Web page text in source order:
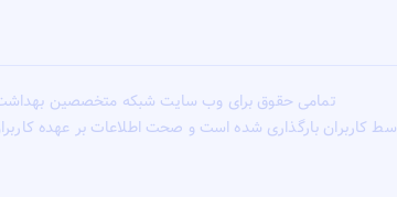
تمامی حقوق برای وب سایت شبکه متخصصین
کاربران بارگذاری شده است و صحت اطلاعات بر عهده